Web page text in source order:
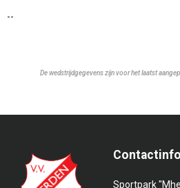
--
De wedstrijdgegevens zijn voor het laatst
Sportpark